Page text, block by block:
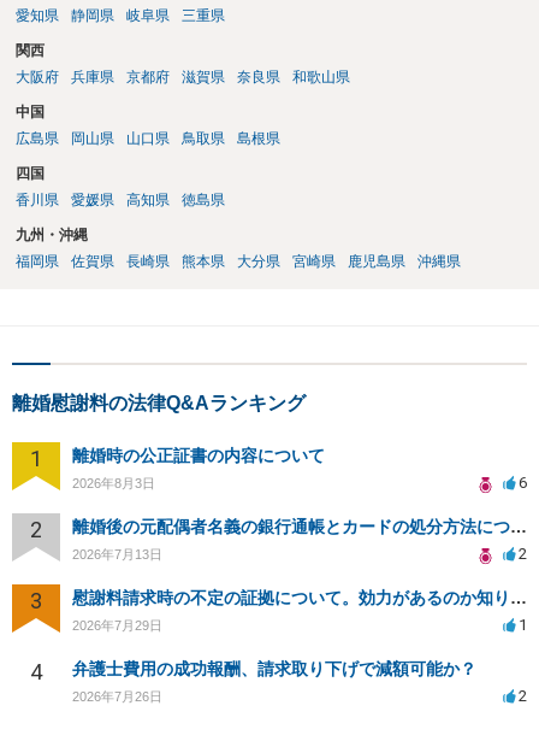
愛知県
静岡県 岐阜県 三重県
関西
大阪府
兵庫県 京都府 滋賀県 奈良県 和歌山県
中国
広島県
岡山県 山口県 鳥取県 島根県
四国
香川県
愛媛県 高知県 徳島県
九州・沖縄
福岡県
佐賀県 長崎県 熊本県 大分県 宮崎県 鹿児島県 沖縄県
離婚慰謝料の法律Q&Aランキング
1 離婚時の公正証書の内容について
2026年8月3日 6
2 離婚後の元配偶者名義の銀行通帳とカードの処分方法について
2026年7月13日 2
3 慰謝料請求時の不定の証拠について。効力があるのか知りたい。
2026年7月29日 1
4 弁護士費用の成功報酬、請求取り下げで減額可能か？
2026年7月26日 2